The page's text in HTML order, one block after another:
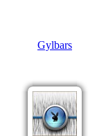
Gylbars